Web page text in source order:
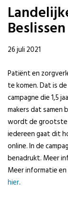
26 juli 2021
Patiënt en
te komen. Dat is
campagne die 1,5
makers dat
wordt de grootste
iedereen gaat dit
online. In de
benadrukt. Meer
Meer informatie
hier.